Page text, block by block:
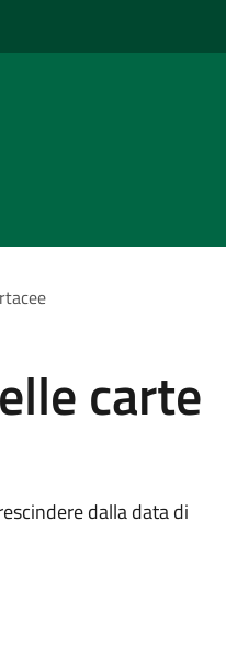
carte
dalla data di